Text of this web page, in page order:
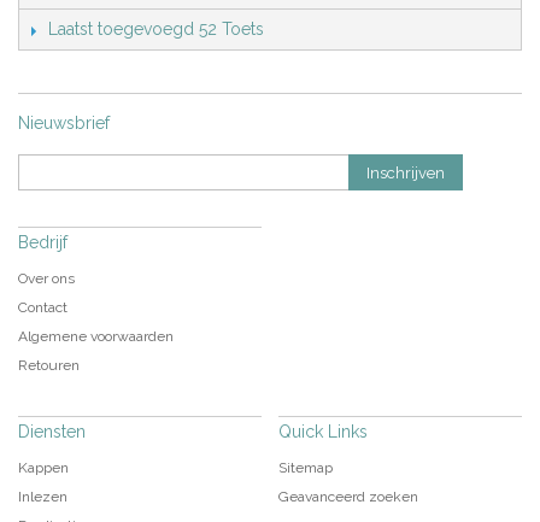
Laatst toegevoegd 52 Toets
Nieuwsbrief
Inschrijven
Bedrijf
Over ons
Contact
Algemene voorwaarden
Retouren
Diensten
Kappen
Inlezen
Quick Links
Sitemap
Geavanceerd zoeken